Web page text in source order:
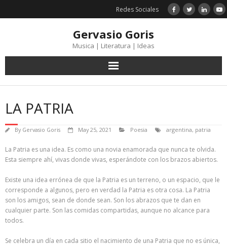
Redes Sociales
Gervasio Goris
Musica | Literatura | Ideas
LA PATRIA
By Gervasio Goris May 25, 2021 Poesia argentina, patria
La Patria es una idea. Es como una novia enamorada que nunca te olvida.
Esta siempre ahí, vivas donde vivas, esperándote con los brazos abiertos.
Existe una idea errónea de que la Patria es un terreno, o un espacio, que le
corresponde a algunos, pero en verdad la Patria es otra cosa. La Patria
son los amigos, sean de donde sean. Son los abrazos que te dan en
cualquier parte. Son las comidas compartidas, aunque no alcance para
todos.
Se celebra un día en cada sitio el nacimiento de una Patria que no es única,